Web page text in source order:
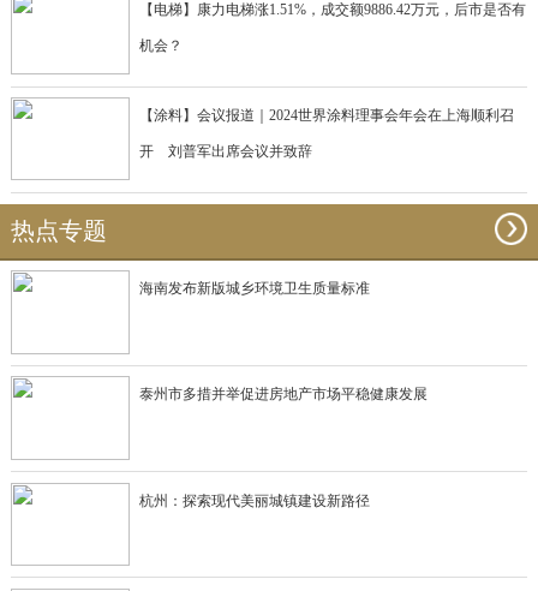
【电梯】康力电梯涨1.51%，成交额9886.42万元，后市是否有
机会？
【涂料】会议报道｜2024世界涂料理事会年会在上海顺利召
开 刘普军出席会议并致辞
热点专题
海南发布新版城乡环境卫生质量标准
泰州市多措并举促进房地产市场平稳健康发展
杭州：探索现代美丽城镇建设新路径